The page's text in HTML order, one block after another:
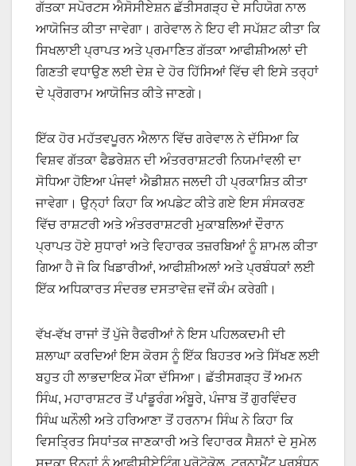
ਗੱਤਕਾ ਸਪੋਰਟਸ ਐਸੋਸੀਏਸ਼ਨ ਛੱਤੀਸਗੜ੍ਹ ਦੇ ਸਹਿਯੋਗ ਨਾਲ
ਆਯੋਜਿਤ ਕੀਤਾ ਜਾਵੇਗਾ। ਗਰੇਵਾਲ ਨੇ ਇਹ ਵੀ ਸਪੱਸ਼ਟ ਕੀਤਾ ਕਿ
ਸਿਖਲਾਈ ਪ੍ਰਾਪਤ ਅਤੇ ਪ੍ਰਮਾਣਿਤ ਗੱਤਕਾ ਆਫੀਸ਼ੀਅਲਾਂ ਦੀ
ਗਿਣਤੀ ਵਧਾਉਣ ਲਈ ਦੇਸ਼ ਦੇ ਹੋਰ ਹਿੱਸਿਆਂ ਵਿੱਚ ਵੀ ਇਸੇ ਤਰ੍ਹਾਂ
ਦੇ ਪ੍ਰੋਗਰਾਮ ਆਯੋਜਿਤ ਕੀਤੇ ਜਾਣਗੇ।
ਇੱਕ ਹੋਰ ਮਹੱਤਵਪੂਰਨ ਐਲਾਨ ਵਿੱਚ ਗਰੇਵਾਲ ਨੇ ਦੱਸਿਆ ਕਿ
ਵਿਸ਼ਵ ਗੱਤਕਾ ਫੈਡਰੇਸ਼ਨ ਦੀ ਅੰਤਰਰਾਸ਼ਟਰੀ ਨਿਯਮਾਂਵਲੀ ਦਾ
ਸੋਧਿਆ ਹੋਇਆ ਪੰਜਵਾਂ ਐਡੀਸ਼ਨ ਜਲਦੀ ਹੀ ਪ੍ਰਕਾਸ਼ਿਤ ਕੀਤਾ
ਜਾਵੇਗਾ। ਉਨ੍ਹਾਂ ਕਿਹਾ ਕਿ ਅਪਡੇਟ ਕੀਤੇ ਗਏ ਇਸ ਸੰਸਕਰਣ
ਵਿੱਚ ਰਾਸ਼ਟਰੀ ਅਤੇ ਅੰਤਰਰਾਸ਼ਟਰੀ ਮੁਕਾਬਲਿਆਂ ਦੌਰਾਨ
ਪ੍ਰਾਪਤ ਹੋਏ ਸੁਧਾਰਾਂ ਅਤੇ ਵਿਹਾਰਕ ਤਜ਼ਰਬਿਆਂ ਨੂੰ ਸ਼ਾਮਲ ਕੀਤਾ
ਗਿਆ ਹੈ ਜੋ ਕਿ ਖਿਡਾਰੀਆਂ, ਆਫੀਸ਼ੀਅਲਾਂ ਅਤੇ ਪ੍ਰਬੰਧਕਾਂ ਲਈ
ਇੱਕ ਅਧਿਕਾਰਤ ਸੰਦਰਭ ਦਸਤਾਵੇਜ਼ ਵਜੋਂ ਕੰਮ ਕਰੇਗੀ।
ਵੱਖ-ਵੱਖ ਰਾਜਾਂ ਤੋਂ ਪੁੱਜੇ ਰੈਫਰੀਆਂ ਨੇ ਇਸ ਪਹਿਲਕਦਮੀ ਦੀ
ਸ਼ਲਾਘਾ ਕਰਦਿਆਂ ਇਸ ਕੋਰਸ ਨੂੰ ਇੱਕ ਬਿਹਤਰ ਅਤੇ ਸਿੱਖਣ ਲਈ
ਬਹੁਤ ਹੀ ਲਾਭਦਾਇਕ ਮੌਕਾ ਦੱਸਿਆ। ਛੱਤੀਸਗੜ੍ਹ ਤੋਂ ਅਮਨ
ਸਿੰਘ, ਮਹਾਰਾਸ਼ਟਰ ਤੋਂ ਪਾਂਡੂਰੰਗ ਅੰਬੂਰੇ, ਪੰਜਾਬ ਤੋਂ ਗੁਰਵਿੰਦਰ
ਸਿੰਘ ਘਨੌਲੀ ਅਤੇ ਹਰਿਆਣਾ ਤੋਂ ਹਰਨਾਮ ਸਿੰਘ ਨੇ ਕਿਹਾ ਕਿ
ਵਿਸਤ੍ਰਿਤ ਸਿਧਾਂਤਕ ਜਾਣਕਾਰੀ ਅਤੇ ਵਿਹਾਰਕ ਸੈਸ਼ਨਾਂ ਦੇ ਸੁਮੇਲ
ਸਦਕਾ ਉਨ੍ਹਾਂ ਨੂੰ ਆਫੀਸ਼ੀਏਟਿੰਗ ਪ੍ਰੋਟੋਕੋਲ, ਟੂਰਨਾਮੈਂਟ ਪ੍ਰਬੰਧਨ